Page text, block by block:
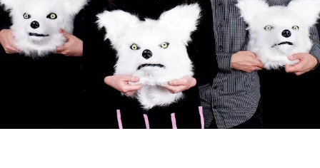
PUNK
SHOEGAZE
SOUL